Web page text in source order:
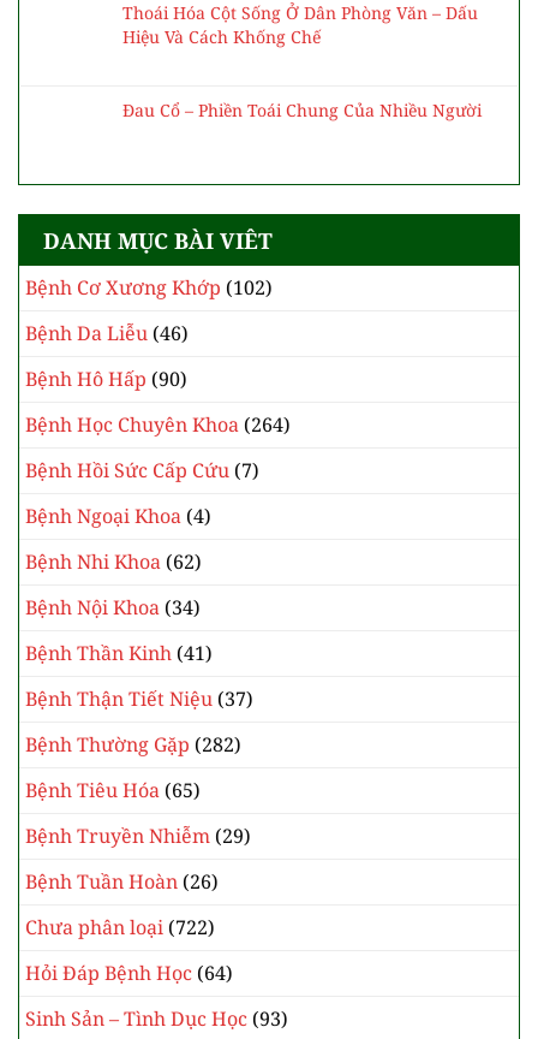
Thoái Hóa Cột Sống Ở Dân Phòng Văn – Dấu
Hiệu Và Cách Khống Chế
Đau Cổ – Phiền Toái Chung Của Nhiều Người
DANH MỤC BÀI VIÊT
Bệnh Cơ Xương Khớp (102)
Bệnh Da Liễu (46)
Bệnh Hô Hấp (90)
Bệnh Học Chuyên Khoa (264)
Bệnh Hồi Sức Cấp Cứu (7)
Bệnh Ngoại Khoa (4)
Bệnh Nhi Khoa (62)
Bệnh Nội Khoa (34)
Bệnh Thần Kinh (41)
Bệnh Thận Tiết Niệu (37)
Bệnh Thường Gặp (282)
Bệnh Tiêu Hóa (65)
Bệnh Truyền Nhiễm (29)
Bệnh Tuần Hoàn (26)
Chưa phân loại (722)
Hỏi Đáp Bệnh Học (64)
Sinh Sản – Tình Dục Học (93)